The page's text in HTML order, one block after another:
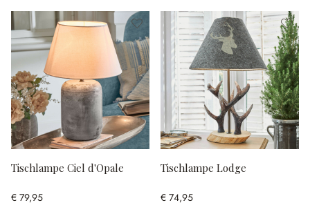
Tischlampe Ciel d'Opale
€ 79,95
Tischlampe Lodge
€ 74,95